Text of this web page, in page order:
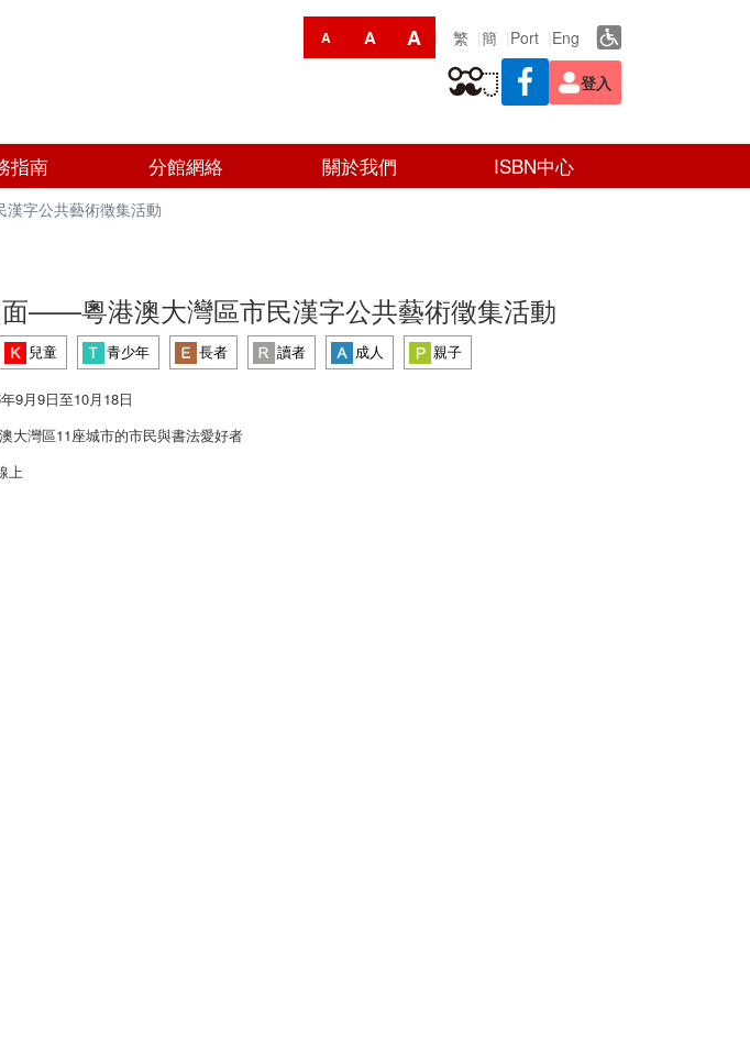
A A A 繁 簡 Port Eng
登入
指南 分館網絡 關於我們 ISBN中心
字公共藝術徵集活動
面——粵港澳大灣區市民漢字公共藝術徵集活動
兒童 青少年 長者 讀者 成人 親子
9月9日至10月18日
大灣區11座城市的市民與書法愛好者
上